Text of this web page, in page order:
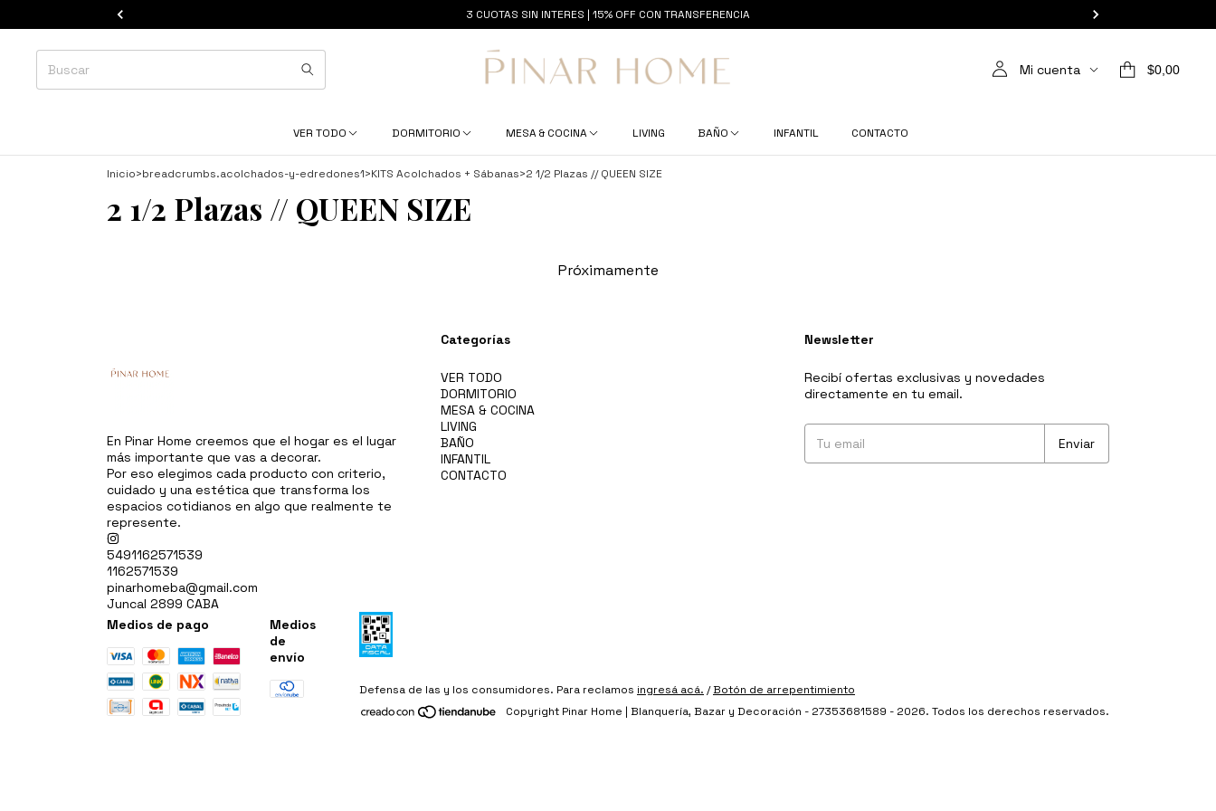
3 CUOTAS SIN INTERES | 15% OFF CON TRANSFERENCIA
Mi cuenta $0,00
VER TODO DORMITORIO MESA & COCINA LIVING BAÑO INFANTIL CONTACTO
Inicio>breadcrumbs.acolchados-y-edredones1>KITS Acolchados + Sábanas>2 1/2 Plazas // QUEEN SIZE
2 1/2 Plazas // QUEEN SIZE
Próximamente
En Pinar Home creemos que el hogar es el lugar
más importante que vas a decorar.
Por eso elegimos cada producto con criterio,
cuidado y una estética que transforma los
espacios cotidianos en algo que realmente te
represente.
5491162571539
1162571539
pinarhomeba@gmail.com
Juncal 2899 CABA
Categorías
VER TODO
DORMITORIO
MESA & COCINA
LIVING
BAÑO
INFANTIL
CONTACTO
Newsletter
Recibí ofertas exclusivas y novedades
directamente en tu email.
Medios de pago
Medios
de
envío
Defensa de las y los consumidores. Para reclamos ingresá acá. /Botón de arrepentimiento
Copyright Pinar Home | Blanquería, Bazar y Decoración - 27353681589 - 2026. Todos los derechos reservados.